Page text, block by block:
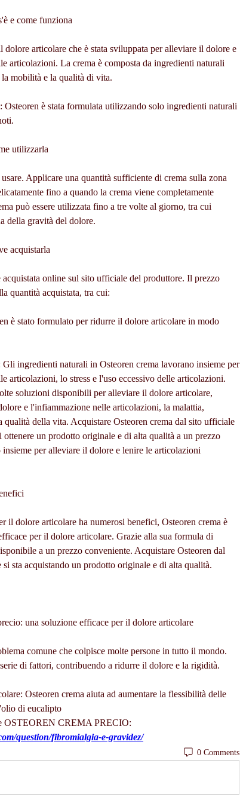
e come funziona
dolore articolare che è stata sviluppata per alleviare il dolore e
articolazioni. La crema è composta da ingredienti naturali
mobilità e la qualità di vita.
è stata formulata utilizzando solo ingredienti naturali
utilizzarla
Applicare una quantità sufficiente di crema sulla zona
fino a quando la crema viene completamente
può essere utilizzata fino a tre volte al giorno, tra cui
della gravità del dolore.
acquistarla
acquistata online sul sito ufficiale del produttore. Il prezzo
quantità acquistata, tra cui:
è stato formulato per ridurre il dolore articolare in modo
ingredienti naturali in Osteoren crema lavorano insieme per
articolazioni, lo stress e l'uso eccessivo delle articolazioni.
soluzioni disponibili per alleviare il dolore articolare,
e l'infiammazione nelle articolazioni, la malattia,
della vita. Acquistare Osteoren crema dal sito ufficiale
ottenere un prodotto originale e di alta qualità a un prezzo
per alleviare il dolore e lenire le articolazioni
il dolore articolare ha numerosi benefici, Osteoren crema è
per il dolore articolare. Grazie alla sua formula di
a un prezzo conveniente. Acquistare Osteoren dal
sta acquistando un prodotto originale e di alta qualità.
una soluzione efficace per il dolore articolare
comune che colpisce molte persone in tutto il mondo.
serie di fattori, contribuendo a ridurre il dolore e la rigidità.
Osteoren crema aiuta ad aumentare la flessibilità delle
di eucalipto
OSTEOREN CREMA PRECIO:
question/fibromialgia-e-gravidez/
0 Comments